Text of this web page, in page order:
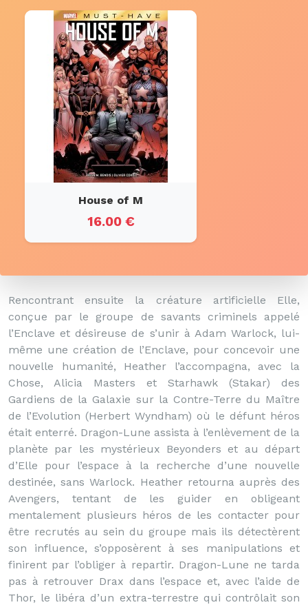
House of M
16.00 €
Rencontrant ensuite la créature artificielle Elle,
conçue par le groupe de savants criminels appelé
l’Enclave et désireuse de s’unir à Adam Warlock, lui-
même une création de l’Enclave, pour concevoir une
nouvelle humanité, Heather l’accompagna, avec la
Chose, Alicia Masters et Starhawk (Stakar) des
Gardiens de la Galaxie sur la Contre-Terre du Maître
de l’Evolution (Herbert Wyndham) où le défunt héros
était enterré. Dragon-Lune assista à l’enlèvement de la
planète par les mystérieux Beyonders et au départ
d’Elle pour l’espace à la recherche d’une nouvelle
destinée, sans Warlock. Heather retourna auprès des
Avengers, tentant de les guider en obligeant
mentalement plusieurs héros de les contacter pour
être recrutés au sein du groupe mais ils détectèrent
son influence, s’opposèrent à ses manipulations et
finirent par l’obliger à repartir. Dragon-Lune ne tarda
pas à retrouver Drax dans l’espace et, avec l’aide de
Thor, le libéra d’un extra-terrestre qui contrôlait son